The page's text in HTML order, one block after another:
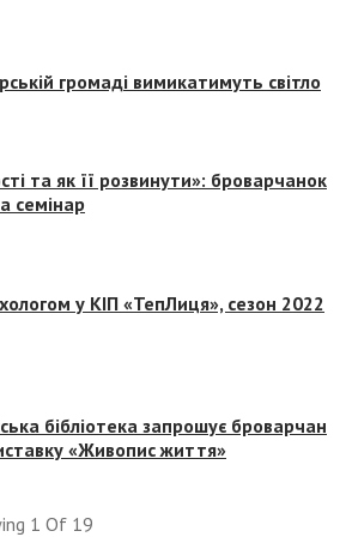
громаді вимикатимуть світло
та як її розвинути»: броварчанок
семінар
у КІП «ТепЛиця», сезон 2022
бібліотека запрошує броварчан
«Живопис життя»
1 Of 19